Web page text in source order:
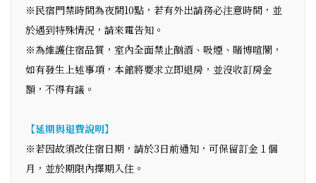
※民宿門禁時間為夜間10點，若有外出請務必注意時間，並
於遇到特殊情況，請來電告知。
※為維護住宿品質，室內全面禁止酗酒、吸煙、賭博喧鬧，
如有發生上述事項，本館將要求立即退房，並沒收訂房金
額，不得有議。
【延期與退費說明】
※若因故須改住宿日期，請於3日前通知，可保留訂金１個
月，並於期限內擇期入住。